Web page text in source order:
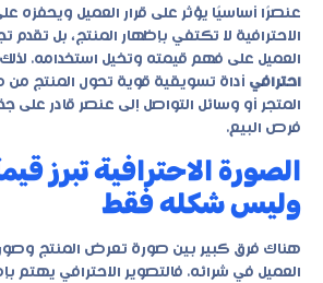
عنصرًا أساسيًا يؤثر على قرار العميل ويحفزه
الاحترافية لا تكتفي بإظهار المنتج، بل تقدم
العميل على فهم قيمته وتخيل استخدامه. لذلك
احترافي أداة تسويقية قوية تحول المنتج من
المتجر أو وسائل التواصل إلى عنصر قادر على
فرص البيع.
الصورة الاحترافية تبرز
وليس شكله فقط
هناك فرق كبير بين صورة تعرض المنتج
العميل في شرائه. فالتصوير الاحترافي يهتم